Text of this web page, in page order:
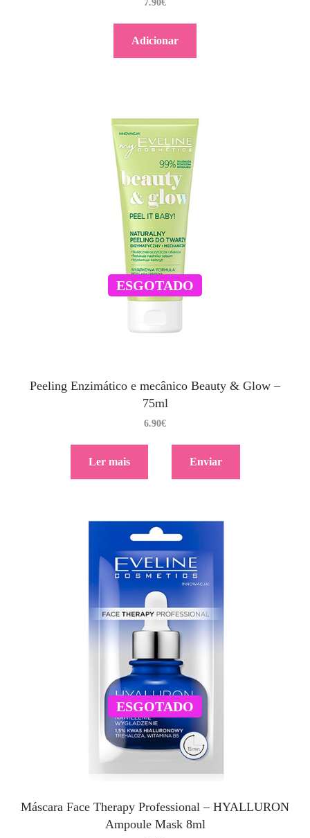
7.90€
Adicionar
ESGOTADO
Peeling Enzimático e mecânico Beauty & Glow –
75ml
6.90€
Ler mais Enviar
ESGOTADO
Máscara Face Therapy Professional – HYALLURON
Ampoule Mask 8ml